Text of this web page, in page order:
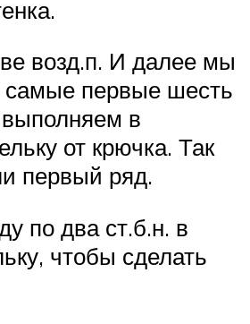
возд.п. И далее мы
самые первые шесть
в
от крючка. Так
первый ряд.
по два ст.б.н. в
чтобы сделать